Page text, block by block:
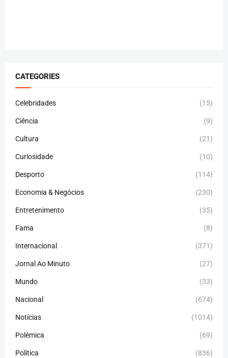
CATEGORIES
Celebridades (15)
Ciência (9)
Cultura (21)
Curiosidade (10)
Desporto (114)
Economia & Negócios (230)
Entretenimento (35)
Fama (8)
Internacional (371)
Jornal Ao Minuto (27)
Mundo (33)
Nacional (674)
Notícias (1014)
Polémica (69)
Política (836)